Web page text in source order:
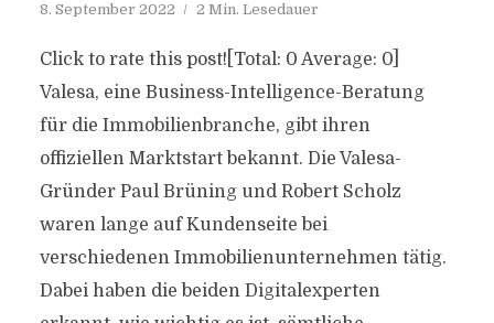
8. September 2022 2 Min. Lesedauer
Click to rate this post![Total: 0 Average: 0]
Valesa, eine Business-Intelligence-Beratung
für die Immobilienbranche, gibt ihren
offiziellen Marktstart bekannt. Die Valesa-
Gründer Paul Brüning und Robert Scholz
waren lange auf Kundenseite bei
verschiedenen Immobilienunternehmen tätig.
Dabei haben die beiden Digitalexperten